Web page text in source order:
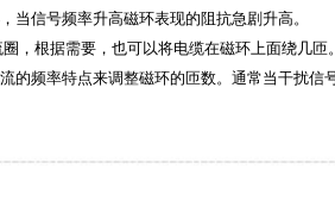
当信号频率升高磁环表现的阻抗急剧升高。
，根据需要，也可以将电缆在磁环上面绕几
的频率特点来调整磁环的匝数。通常当干扰